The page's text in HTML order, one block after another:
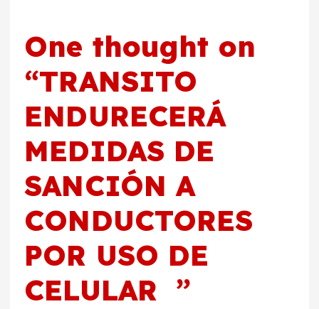
One thought on
“TRANSITO
ENDURECERÁ
MEDIDAS DE
SANCIÓN A
CONDUCTORES
POR USO DE
CELULAR ”